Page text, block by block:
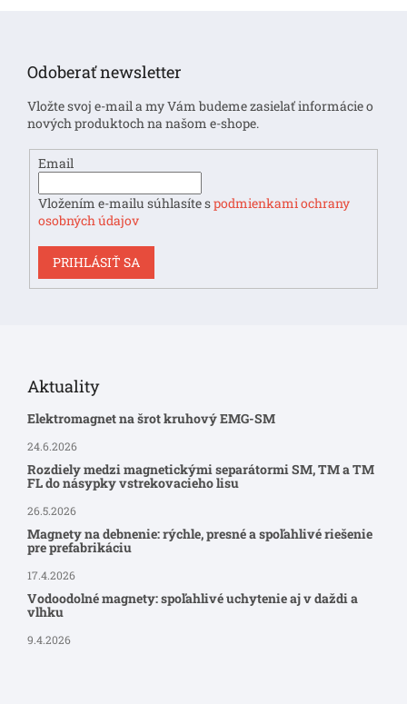
Odoberať newsletter
Vložte svoj e-mail a my Vám budeme zasielať informácie o
nových produktoch na našom e-shope.
Email
Vložením e-mailu súhlasíte spodmienkami ochrany
osobných údajov
PRIHLÁSIŤ SA
Aktuality
Elektromagnet na šrot kruhový EMG-SM
24.6.2026
Rozdiely medzi magnetickými separátormi SM, TM a TM
FL do násypky vstrekovacieho lisu
26.5.2026
Magnety na debnenie: rýchle, presné a spoľahlivé riešenie
pre prefabrikáciu
17.4.2026
Vodoodolné magnety: spoľahlivé uchytenie aj v daždi a
vlhku
9.4.2026